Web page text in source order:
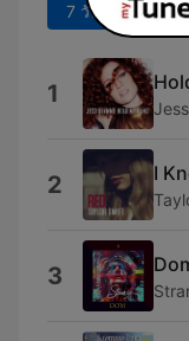
7 วันที่ผ่านมา
1
2 I
3